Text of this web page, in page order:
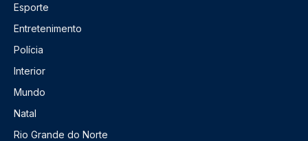
Esporte
Entretenimento
Polícia
Interior
Mundo
Natal
Rio Grande do Norte